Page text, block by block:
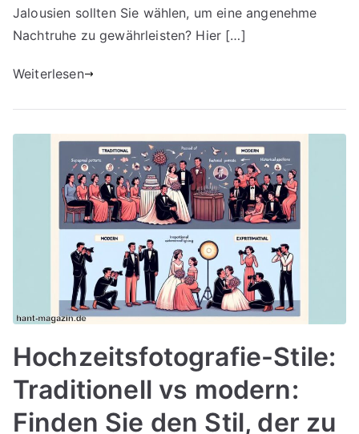
Jalousien sollten Sie wählen, um eine angenehme
Nachtruhe zu gewährleisten? Hier […]
Weiterlesen
Hochzeitsfotografie-Stile:
Traditionell vs modern:
Finden Sie den Stil, der zu